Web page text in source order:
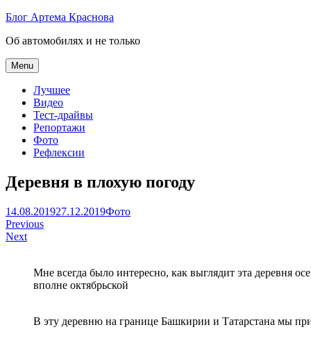
Skip
content
Блог Артема Краснова
Об автомобилях и не только
Menu
Лучшее
Видео
Тест-драйвы
Репортажи
Фото
Рефлексии
Деревня в плохую погоду
Артем
Краснов
14.08.201927.12.2019Фото
Навигация
по
Previous
Next
Мне всегда было интересно, как выглядит эта деревня
вполне октябрьской
В эту деревню на границе Башкирии и Татарстана мы